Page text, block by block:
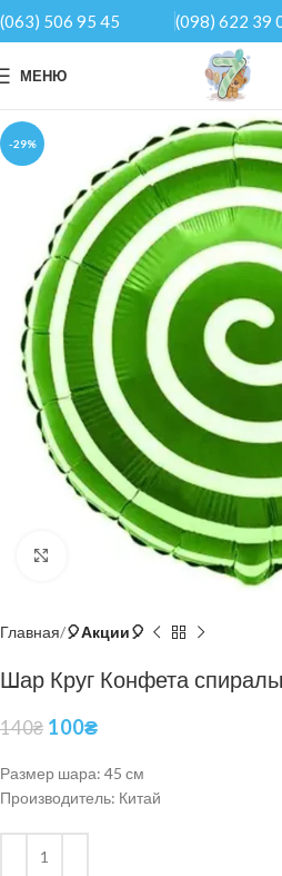
(063) 506 95 45 (098) 622 39
МЕНЮ
-29%
Нажмите, чтобы увеличить
Главная 🎈Акции🎈
Шар Круг Конфета
140₴ 100₴
Размер шара: 45 см
Производитель: Китай